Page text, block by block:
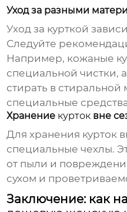
Уход за разными
Уход за курткой
Следуйте
Например, кожаные
специальной чистки,
стирать в
специальные
Хранение курток вне
Для хранения курток
специальные чехлы.
от пыли и
сухом и
Заключение: как